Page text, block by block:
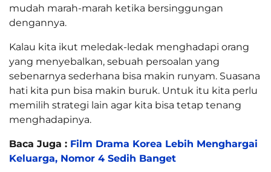
mudah marah-marah ketika bersinggungan
dengannya.
Kalau kita ikut meledak-ledak menghadapi orang
yang menyebalkan, sebuah persoalan yang
sebenarnya sederhana bisa makin runyam. Suasana
hati kita pun bisa makin buruk. Untuk itu kita perlu
memilih strategi lain agar kita bisa tetap tenang
menghadapinya.
Baca Juga : Film Drama Korea Lebih Menghargai
Keluarga, Nomor 4 Sedih Banget